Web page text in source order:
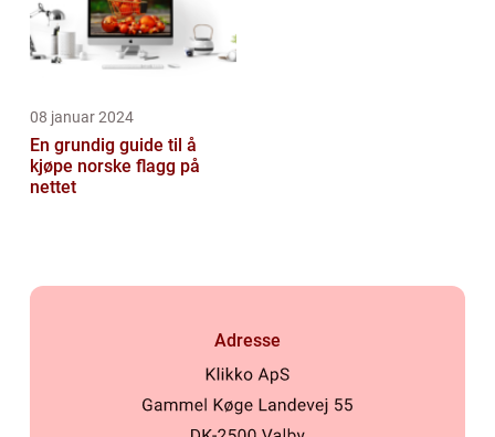
08 januar 2024
En grundig guide til å
kjøpe norske flagg på
nettet
Adresse